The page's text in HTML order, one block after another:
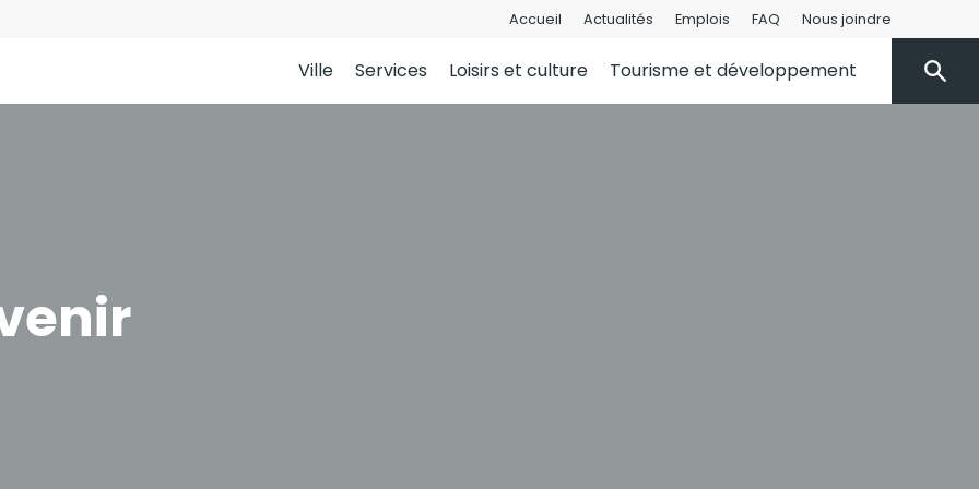
Accueil Actualités Emplois FAQ Nous joindre
Ville Services Loisirs et culture Tourisme et développement